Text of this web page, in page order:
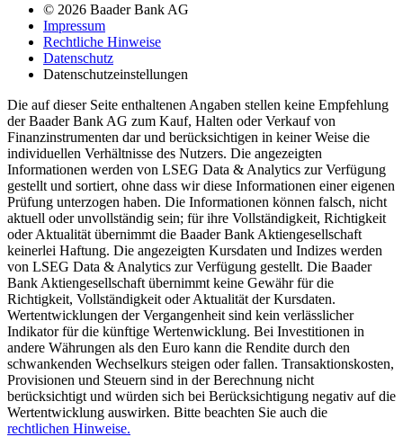
© 2026 Baader Bank AG
Impressum
Rechtliche Hinweise
Datenschutz
Datenschutzeinstellungen
Die auf dieser Seite enthaltenen Angaben stellen keine Empfehlung
der Baader Bank AG zum Kauf, Halten oder Verkauf von
Finanzinstrumenten dar und berücksichtigen in keiner Weise die
individuellen Verhältnisse des Nutzers. Die angezeigten
Informationen werden von LSEG Data & Analytics zur Verfügung
gestellt und sortiert, ohne dass wir diese Informationen einer eigenen
Prüfung unterzogen haben. Die Informationen können falsch, nicht
aktuell oder unvollständig sein; für ihre Vollständigkeit, Richtigkeit
oder Aktualität übernimmt die Baader Bank Aktiengesellschaft
keinerlei Haftung. Die angezeigten Kursdaten und Indizes werden
von LSEG Data & Analytics zur Verfügung gestellt. Die Baader
Bank Aktiengesellschaft übernimmt keine Gewähr für die
Richtigkeit, Vollständigkeit oder Aktualität der Kursdaten.
Wertentwicklungen der Vergangenheit sind kein verlässlicher
Indikator für die künftige Wertenwicklung. Bei Investitionen in
andere Währungen als den Euro kann die Rendite durch den
schwankenden Wechselkurs steigen oder fallen. Transaktionskosten,
Provisionen und Steuern sind in der Berechnung nicht
berücksichtigt und würden sich bei Berücksichtigung negativ auf die
Wertentwicklung auswirken. Bitte beachten Sie auch die
rechtlichen Hinweise.